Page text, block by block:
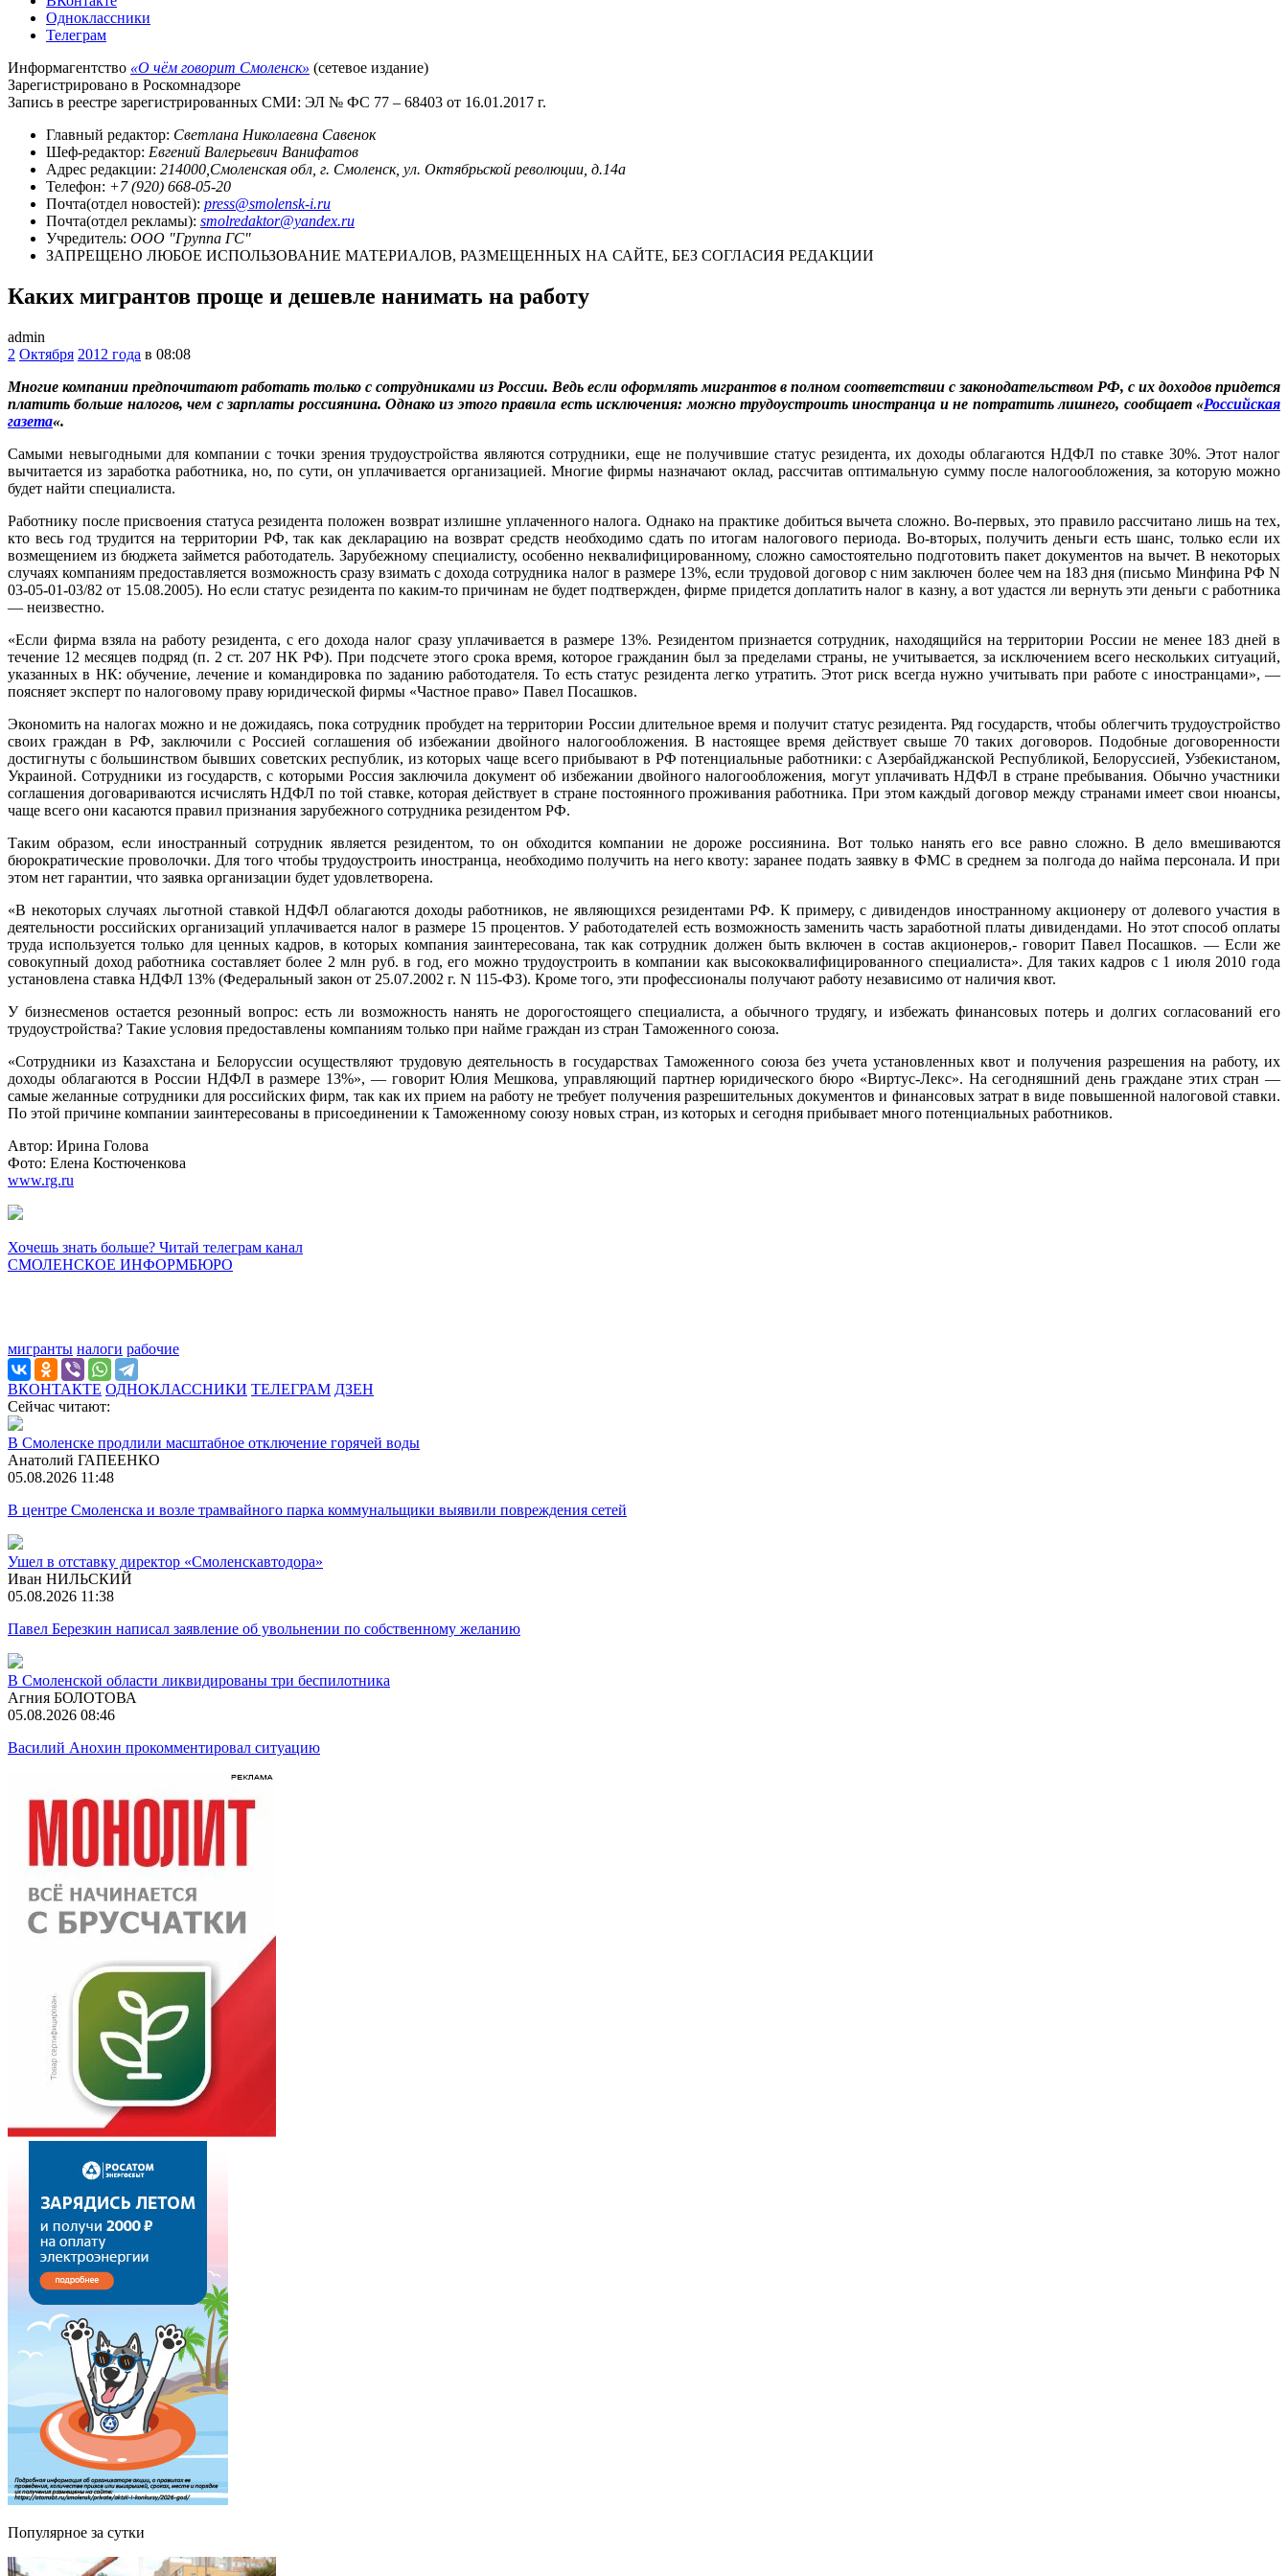
Одноклассники
Телеграм
Информагентство «О чём говорит Смоленск» (сетевое издание)
Зарегистрировано в Роскомнадзоре
Запись в реестре зарегистрированных СМИ: ЭЛ № ФС 77 – 68403 от 16.01.2017 г.
Главный редактор: Светлана Николаевна Савенок
Шеф-редактор: Евгений Валерьевич Ванифатов
Адрес редакции: 214000,Смоленская обл, г. Смоленск, ул. Октябрьской революции, д.14а
Телефон: +7 (920) 668-05-20
Почта(отдел новостей): press@smolensk-i.ru
Почта(отдел рекламы): smolredaktor@yandex.ru
Учредитель: ООО "Группа ГС"
ЗАПРЕЩЕНО ЛЮБОЕ ИСПОЛЬЗОВАНИЕ МАТЕРИАЛОВ, РАЗМЕЩЕННЫХ НА САЙТЕ, БЕЗ СОГЛАСИЯ РЕДАКЦИИ
Каких мигрантов проще и дешевле нанимать на работу
admin
2 Октября 2012 года в 08:08
Многие компании предпочитают работать только с сотрудниками из России. Ведь если оформлять мигрантов в полном соответствии с законодательством РФ, с их доходов придется
платить больше налогов, чем с зарплаты россиянина. Однако из этого правила есть исключения: можно трудоустроить иностранца и не потратить лишнего, сообщает «Российская
газета«.
Самыми невыгодными для компании с точки зрения трудоустройства являются сотрудники, еще не получившие статус резидента, их доходы облагаются НДФЛ по ставке 30%. Этот налог
вычитается из заработка работника, но, по сути, он уплачивается организацией. Многие фирмы назначают оклад, рассчитав оптимальную сумму после налогообложения, за которую можно
будет найти специалиста.
Работнику после присвоения статуса резидента положен возврат излишне уплаченного налога. Однако на практике добиться вычета сложно. Во-первых, это правило рассчитано лишь на тех,
кто весь год трудится на территории РФ, так как декларацию на возврат средств необходимо сдать по итогам налогового периода. Во-вторых, получить деньги есть шанс, только если их
возмещением из бюджета займется работодатель. Зарубежному специалисту, особенно неквалифицированному, сложно самостоятельно подготовить пакет документов на вычет. В некоторых
случаях компаниям предоставляется возможность сразу взимать с дохода сотрудника налог в размере 13%, если трудовой договор с ним заключен более чем на 183 дня (письмо Минфина РФ N
03-05-01-03/82 от 15.08.2005). Но если статус резидента по каким-то причинам не будет подтвержден, фирме придется доплатить налог в казну, а вот удастся ли вернуть эти деньги с работника
— неизвестно.
«Если фирма взяла на работу резидента, с его дохода налог сразу уплачивается в размере 13%. Резидентом признается сотрудник, находящийся на территории России не менее 183 дней в
течение 12 месяцев подряд (п. 2 ст. 207 НК РФ). При подсчете этого срока время, которое гражданин был за пределами страны, не учитывается, за исключением всего нескольких ситуаций,
указанных в НК: обучение, лечение и командировка по заданию работодателя. То есть статус резидента легко утратить. Этот риск всегда нужно учитывать при работе с иностранцами», —
поясняет эксперт по налоговому праву юридической фирмы «Частное право» Павел Посашков.
Экономить на налогах можно и не дожидаясь, пока сотрудник пробудет на территории России длительное время и получит статус резидента. Ряд государств, чтобы облегчить трудоустройство
своих граждан в РФ, заключили с Россией соглашения об избежании двойного налогообложения. В настоящее время действует свыше 70 таких договоров. Подобные договоренности
достигнуты с большинством бывших советских республик, из которых чаще всего прибывают в РФ потенциальные работники: с Азербайджанской Республикой, Белоруссией, Узбекистаном,
Украиной. Сотрудники из государств, с которыми Россия заключила документ об избежании двойного налогообложения, могут уплачивать НДФЛ в стране пребывания. Обычно участники
соглашения договариваются исчислять НДФЛ по той ставке, которая действует в стране постоянного проживания работника. При этом каждый договор между странами имеет свои нюансы,
чаще всего они касаются правил признания зарубежного сотрудника резидентом РФ.
Таким образом, если иностранный сотрудник является резидентом, то он обходится компании не дороже россиянина. Вот только нанять его все равно сложно. В дело вмешиваются
бюрократические проволочки. Для того чтобы трудоустроить иностранца, необходимо получить на него квоту: заранее подать заявку в ФМС в среднем за полгода до найма персонала. И при
этом нет гарантии, что заявка организации будет удовлетворена.
«В некоторых случаях льготной ставкой НДФЛ облагаются доходы работников, не являющихся резидентами РФ. К примеру, с дивидендов иностранному акционеру от долевого участия в
деятельности российских организаций уплачивается налог в размере 15 процентов. У работодателей есть возможность заменить часть заработной платы дивидендами. Но этот способ оплаты
труда используется только для ценных кадров, в которых компания заинтересована, так как сотрудник должен быть включен в состав акционеров,- говорит Павел Посашков. — Если же
совокупный доход работника составляет более 2 млн руб. в год, его можно трудоустроить в компании как высококвалифицированного специалиста». Для таких кадров с 1 июля 2010 года
установлена ставка НДФЛ 13% (Федеральный закон от 25.07.2002 г. N 115-ФЗ). Кроме того, эти профессионалы получают работу независимо от наличия квот.
У бизнесменов остается резонный вопрос: есть ли возможность нанять не дорогостоящего специалиста, а обычного трудягу, и избежать финансовых потерь и долгих согласований его
трудоустройства? Такие условия предоставлены компаниям только при найме граждан из стран Таможенного союза.
«Сотрудники из Казахстана и Белоруссии осуществляют трудовую деятельность в государствах Таможенного союза без учета установленных квот и получения разрешения на работу, их
доходы облагаются в России НДФЛ в размере 13%», — говорит Юлия Мешкова, управляющий партнер юридического бюро «Виртус-Лекс». На сегодняшний день граждане этих стран —
самые желанные сотрудники для российских фирм, так как их прием на работу не требует получения разрешительных документов и финансовых затрат в виде повышенной налоговой ставки.
По этой причине компании заинтересованы в присоединении к Таможенному союзу новых стран, из которых и сегодня прибывает много потенциальных работников.
Автор: Ирина Голова
Фото: Елена Костюченкова
www.rg.ru
Хочешь знать больше? Читай телеграм канал
СМОЛЕНСКОЕ ИНФОРМБЮРО
мигранты налоги рабочие
ВКОНТАКТЕ ОДНОКЛАССНИКИ ТЕЛЕГРАМ ДЗЕН
Сейчас читают:
В Смоленске продлили масштабное отключение горячей воды
Анатолий ГАПЕЕНКО
05.08.2026 11:48
В центре Смоленска и возле трамвайного парка коммунальщики выявили повреждения сетей
Ушел в отставку директор «Смоленскавтодора»
Иван НИЛЬСКИЙ
05.08.2026 11:38
Павел Березкин написал заявление об увольнении по собственному желанию
В Смоленской области ликвидированы три беспилотника
Агния БОЛОТОВА
05.08.2026 08:46
Василий Анохин прокомментировал ситуацию
Популярное за сутки